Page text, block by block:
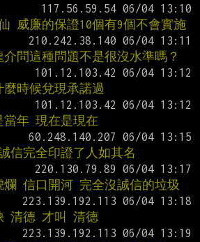
威廉的保證10個有9個不會實施
問這種問題不是很沒水準嗎？
時候兌現承諾過
年 現在是現在
信完全印證了人如其名
信口開河 完全沒誠信的垃圾
清德 才叫 清德